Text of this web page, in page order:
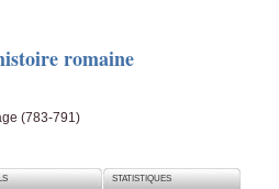
romaine
(783-791)
STATISTIQUES